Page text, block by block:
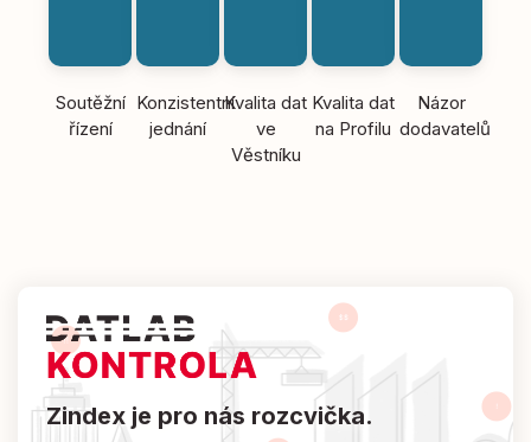
Soutěžní
řízení
Konzistentní
jednání
Kvalita dat
ve
Věstníku
Kvalita dat
na Profilu
Názor
dodavatelů
Zindex je pro nás rozcvička.